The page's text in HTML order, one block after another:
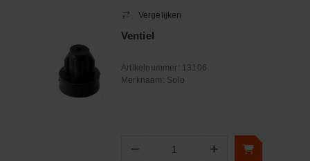
Vergelijken
Ventiel
Artikelnummer: 13106
Merknaam: Solo
− Aantal +